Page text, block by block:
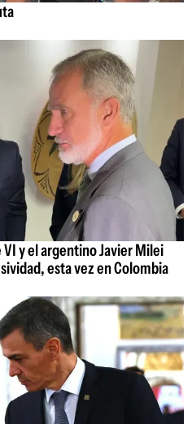
VI y el argentino Javier Milei
esta vez en Colombia